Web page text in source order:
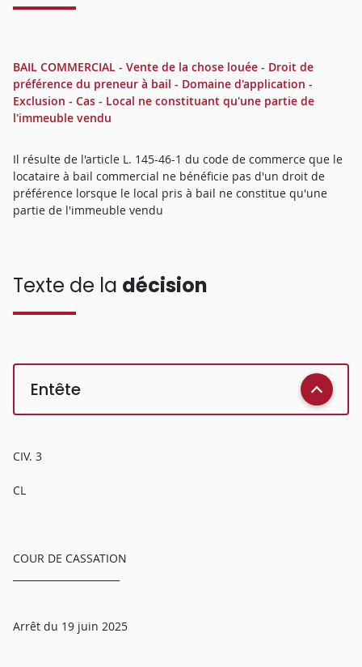
BAIL COMMERCIAL - Vente de la chose louée - Droit de
préférence du preneur à bail - Domaine d'application -
Exclusion - Cas - Local ne constituant qu'une partie de
l'immeuble vendu
Il résulte de l'article L. 145-46-1 du code de commerce que le
locataire à bail commercial ne bénéficie pas d'un droit de
préférence lorsque le local pris à bail ne constitue qu'une
partie de l'immeuble vendu
Texte de la décision
Entête
CIV. 3
CL
COUR DE CASSATION
Arrêt du 19 juin 2025